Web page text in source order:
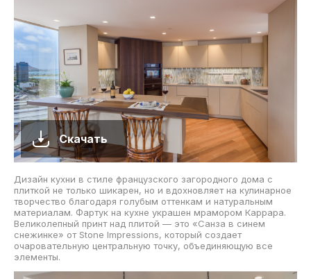
Скачать
Дизайн кухни в стиле французского загородного дома с
плиткой не только шикарен, но и вдохновляет на кулинарное
творчество благодаря голубым оттенкам и натуральным
материалам. Фартук на кухне украшен мрамором Каррара.
Великолепный принт над плитой — это «Санза в синем
снежинке» от Stone Impressions, который создает
очаровательную центральную точку, объединяющую все
элементы.